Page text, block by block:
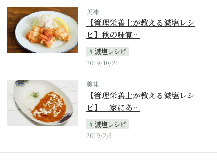
美味
【管理栄養士が教える減塩レシ
ピ】秋の味覚…
減塩レシピ
2019/10/21
美味
【管理栄養士が教える減塩レシ
ピ】｜家にあ…
減塩レシピ
2019/2/3